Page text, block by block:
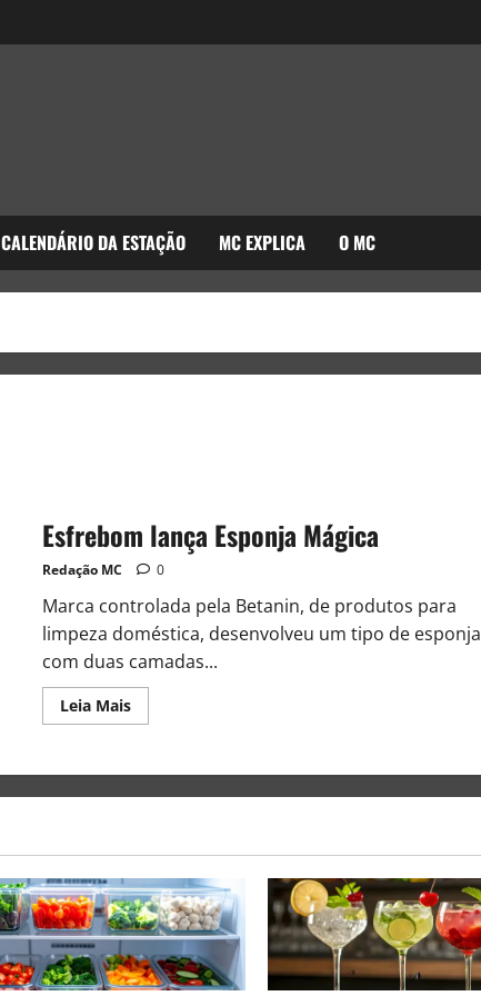
CALENDÁRIO DA ESTAÇÃO MC EXPLICA O MC
Esfrebom lança Esponja Mágica
Redação MC 0
Marca controlada pela Betanin, de produtos para
limpeza doméstica, desenvolveu um tipo de esponja
com duas camadas...
Leia Mais